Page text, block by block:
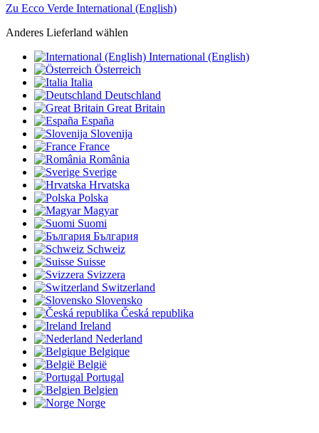
Zu Ecco Verde International (English)
Anderes Lieferland wählen
International (English)
Österreich
Italia
Deutschland
Great Britain
España
Slovenija
France
România
Sverige
Hrvatska
Polska
Magyar
Suomi
България
Schweiz
Suisse
Svizzera
Switzerland
Slovensko
Česká republika
Ireland
Nederland
Belgique
België
Portugal
Belgien
Norge